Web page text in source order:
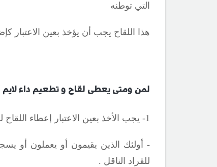
التي توطنه
هذا اللقاح يجب أن يؤخذ بعين الاعتبار
لمن ومتى يعطى لقاح و تطعيم داء لايم
1- يجب الأخذ بعين الاعتبار إعطاء اللقاح لمن يلي والذين أعمارهم >15 عاما:
- أولئك الذين يقيمون أو يعملون أو
للقراد الناقل .